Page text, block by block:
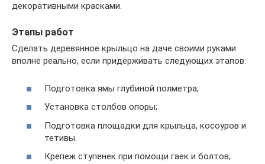
декоративными красками.
Этапы работ
Сделать деревянное крыльцо на даче своими руками
вполне реально, если придерживать следующих этапов:
Подготовка ямы глубиной полметра;
Установка столбов опоры;
Подготовка площадки для крыльца, косоуров и
тетивы.
Крепеж ступенек при помощи гаек и болтов;